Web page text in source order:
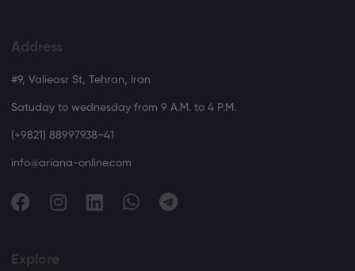
Address
#9, Valieasr St, Tehran, Iran
Satuday to wednesday from 9 A.M. to 4 P.M.
(+9821) 88997938~41
info@ariana-online.com
Explore